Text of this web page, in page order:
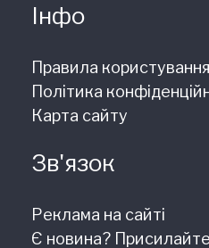
Інфо
Правила
Політика
Карта сайту
Зв'язок
Реклама на сайті
Є новина?